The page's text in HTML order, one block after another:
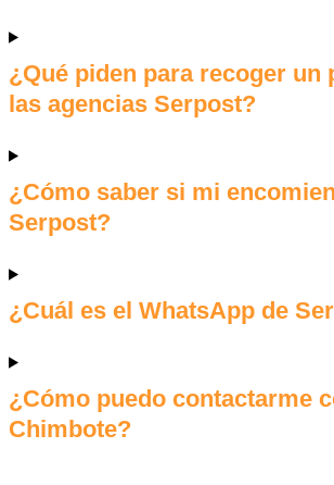
¿Qué piden para recoger un
las agencias Serpost?
¿Cómo saber si mi
Serpost?
¿Cuál es el WhatsApp de
¿Cómo puedo contactarme
Chimbote?